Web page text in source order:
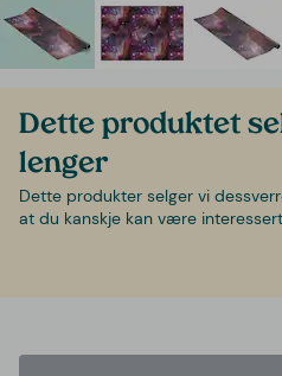
Dette produktet
lenger
Dette produkter selger vi
at du kanskje kan være interessert